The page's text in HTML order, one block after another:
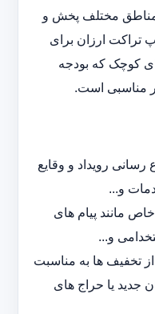
مختلف پخش و
تراکت ارزان برای
کوچک که بودجه
مناسبی است.
رسانی رویداد و وقایع
و...
مانند پیام های
و...
تخفیف ها به مناسبت
جدید یا حراج های